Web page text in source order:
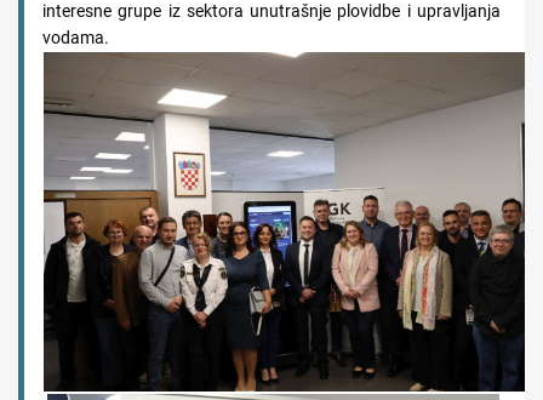
interesne grupe iz sektora unutrašnje plovidbe i upravljanja
vodama.